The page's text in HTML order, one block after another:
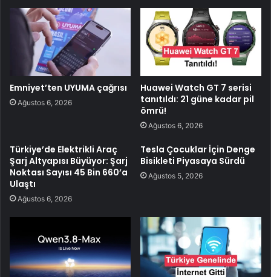
Emniyet’ten UYUMA çağrısı
Ağustos 6, 2026
Huawei Watch GT 7 serisi
tanıtıldı: 21 güne kadar pil
ömrü!
Ağustos 6, 2026
Türkiye’de Elektrikli Araç
Şarj Altyapısı Büyüyor: Şarj
Noktası Sayısı 45 Bin 660’a
Ulaştı
Ağustos 6, 2026
Tesla Çocuklar İçin Denge
Bisikleti Piyasaya Sürdü
Ağustos 5, 2026